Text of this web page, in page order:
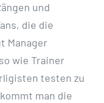
und
die die
Manager
wie Trainer
testen zu
man die